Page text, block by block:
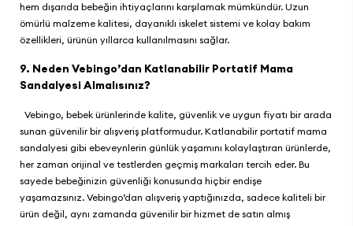
hem dışarıda bebeğin ihtiyaçlarını karşılamak mümkündür. Uzun
ömürlü malzeme kalitesi, dayanıklı iskelet sistemi ve kolay bakım
özellikleri, ürünün yıllarca kullanılmasını sağlar.
9. Neden Vebingo’dan Katlanabilir Portatif Mama
Sandalyesi Almalısınız?
Vebingo, bebek ürünlerinde kalite, güvenlik ve uygun fiyatı bir arada
sunan güvenilir bir alışveriş platformudur. Katlanabilir portatif mama
sandalyesi gibi ebeveynlerin günlük yaşamını kolaylaştıran ürünlerde,
her zaman orijinal ve testlerden geçmiş markaları tercih eder. Bu
sayede bebeğinizin güvenliği konusunda hiçbir endişe
yaşamazsınız. Vebingo’dan alışveriş yaptığınızda, sadece kaliteli bir
ürün değil, aynı zamanda güvenilir bir hizmet de satın almış